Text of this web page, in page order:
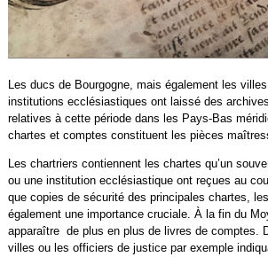
Les ducs de Bourgogne, mais également les
institutions ecclésiastiques ont laissé des
relatives à cette période dans les Pays-Bas
chartes et comptes constituent les pièces
Les chartriers contiennent les chartes qu’un
ou une institution ecclésiastique ont reçues au
que copies de sécurité des principales chartes,
également une importance cruciale. À la fin du
apparaître de plus en plus de livres de comptes.
villes ou les officiers de justice par exemple